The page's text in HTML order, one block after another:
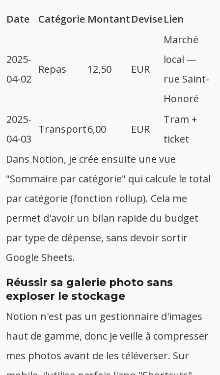
Date Catégorie MontantDeviseLien
2025-
04-02
Repas 12,50 EUR
Marché
local —
rue Saint-
Honoré
2025-
04-03
Transport6,00 EUR
Tram +
ticket
Dans Notion, je crée ensuite une vue
"Sommaire par catégorie" qui calcule le total
par catégorie (fonction rollup). Cela me
permet d'avoir un bilan rapide du budget
par type de dépense, sans devoir sortir
Google Sheets.
Réussir sa galerie photo sans
exploser le stockage
Notion n'est pas un gestionnaire d'images
haut de gamme, donc je veille à compresser
mes photos avant de les téléverser. Sur